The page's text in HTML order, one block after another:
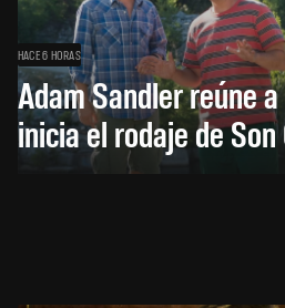
HACE 6 HORAS
Adam Sandler reúne
inicia el rodaje de